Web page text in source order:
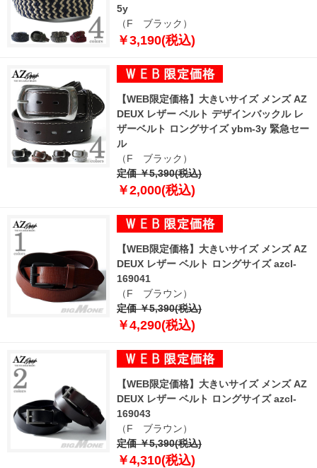
5y
（F ブラック）
￥3,190(税込)
【WEB限定価格】大きいサイズ メンズ AZ
DEUX レザー ベルト デザインバックル レ
ザーベルト ロングサイズ ybm-3y 緊急セー
ル
（F ブラック）
定価 ￥5,390(税込)
￥2,000(税込)
【WEB限定価格】大きいサイズ メンズ AZ
DEUX レザー ベルト ロングサイズ azcl-
169041
（F ブラウン）
定価 ￥5,390(税込)
￥4,290(税込)
【WEB限定価格】大きいサイズ メンズ AZ
DEUX レザー ベルト ロングサイズ azcl-
169043
（F ブラウン）
定価 ￥5,390(税込)
￥4,310(税込)